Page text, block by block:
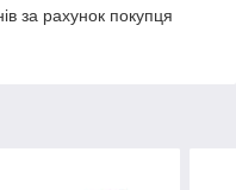
за рахунок покупця